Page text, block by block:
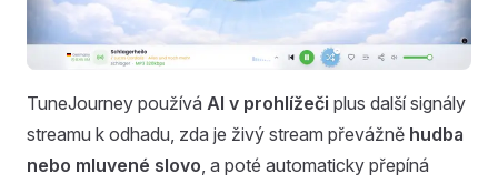
TuneJourney používá AI v prohlížeči plus další signály
streamu k odhadu, zda je živý stream převážně hudba
nebo mluvené slovo, a poté automaticky přepíná